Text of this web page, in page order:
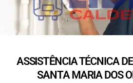
ASSISTÊNCIA TÉCNICA
SANTA MARIA DOS